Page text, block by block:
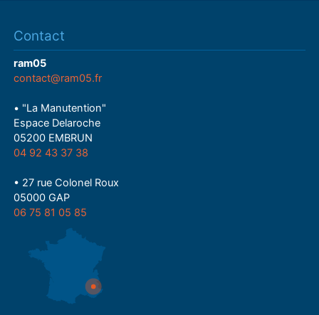
Contact
ram05
contact@ram05.fr
• "La Manutention"
Espace Delaroche
05200 EMBRUN
04 92 43 37 38
• 27 rue Colonel Roux
05000 GAP
06 75 81 05 85